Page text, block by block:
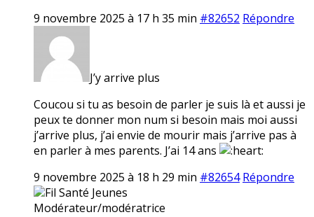
9 novembre 2025 à 17 h 35 min #82652 Répondre
J’y arrive plus
Coucou si tu as besoin de parler je suis là et aussi je
peux te donner mon num si besoin mais moi aussi
j’arrive plus, j’ai envie de mourir mais j’arrive pas à
en parler à mes parents. J’ai 14 ans
9 novembre 2025 à 18 h 29 min #82654 Répondre
Fil Santé Jeunes
Modérateur/modératrice